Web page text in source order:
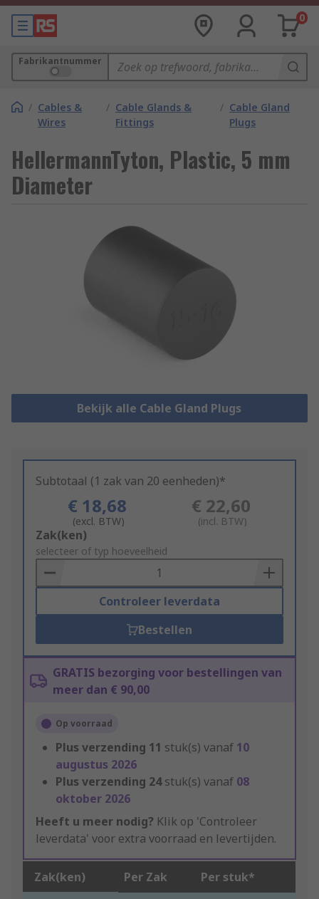
0
Fabrikantnummer
/ Cables &
Wires
/ Cable Glands &
Fittings
/ Cable Gland
Plugs
HellermannTyton, Plastic, 5 mm
Diameter
Bekijk alle Cable Gland Plugs
Subtotaal (1 zak van 20 eenheden)*
€ 18,68
(excl. BTW)
€ 22,60
(incl. BTW)
Add
to
Basket
Zak(ken)
selecteer of typ hoeveelheid
Controleer leverdata
Bestellen
GRATIS bezorging voor bestellingen van
meer dan € 90,00
Op voorraad
Plus verzending 11 stuk(s) vanaf 10
augustus 2026
Plus verzending 24stuk(s) vanaf 08
oktober 2026
Heeft u meer nodig? Klik op 'Controleer
leverdata' voor extra voorraad en levertijden.
Zak(ken) Per Zak Per stuk*